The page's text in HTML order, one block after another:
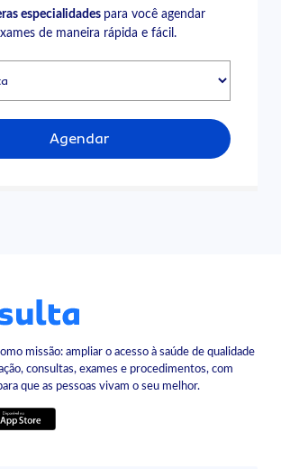
especialidades para você agendar
de maneira rápida e fácil.
Agendar
missão: ampliar o acesso à saúde de qualidade
consultas, exames e procedimentos, com
que as pessoas vivam o seu melhor.